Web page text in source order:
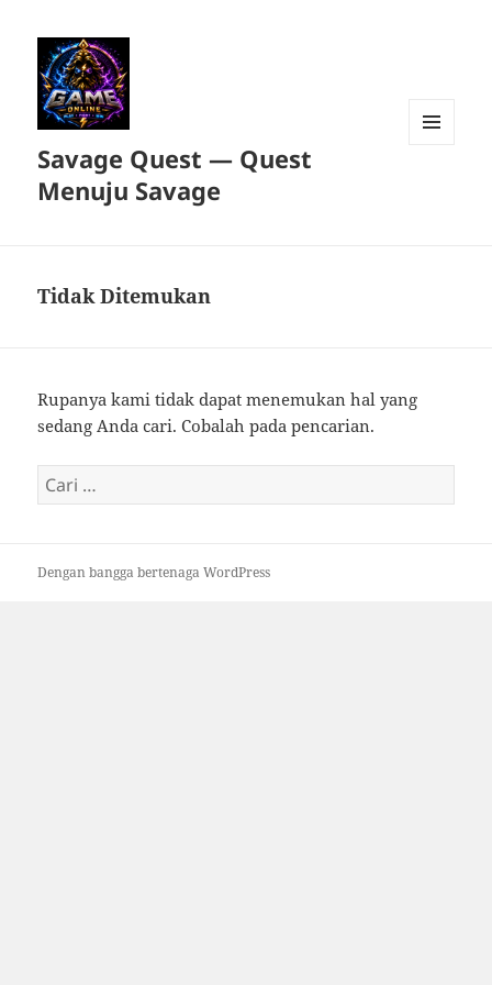
Savage Quest — Quest
Menuju Savage
Tidak Ditemukan
Rupanya kami tidak dapat menemukan hal yang
sedang Anda cari. Cobalah pada pencarian.
Cari
untuk:
Dengan bangga bertenaga WordPress